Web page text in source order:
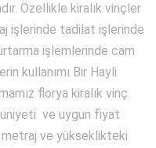
Özellikle kiralık vinçler
işlerinde tadilat işlerinde
işlemlerinde cam
kullanımı Bir Hayli
florya kiralık vinç
ve uygun fiyat
ve yükseklikteki